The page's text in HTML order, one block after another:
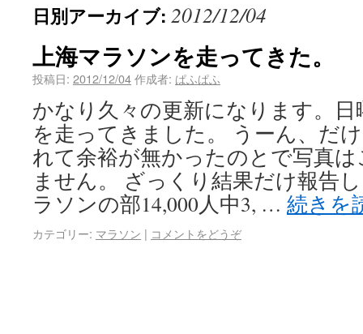
日別アーカイブ: 2012/12/04
上海マラソンを走ってきた。
投稿日: 2012/12/04作成者: ぱふぱふ
かなり久々の更新になります。
を走ってきました。 うーん、だ
れて余裕が無かったのとで写真
ません。 ざっくり結果だけ報告
ラソンの部14,000人中3, … 続きを
カテゴリー: マラソン | コメントをどうぞ